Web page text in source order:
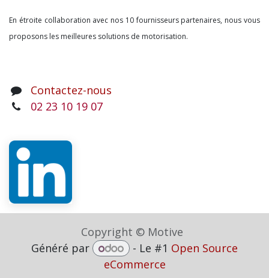
En étroite collaboration avec nos 10 fournisseurs partenaires, nous vous
proposons les meilleures solutions de motorisation.
Contactez-nous
02 23 10 19 07
Copyright © Motive
Généré par
- Le #1 Open Source
eCommerce